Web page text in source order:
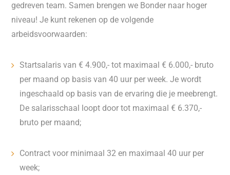
gedreven team. Samen brengen we Bonder naar hoger
niveau! Je kunt rekenen op de volgende
arbeidsvoorwaarden:
Startsalaris van € 4.900,- tot maximaal € 6.000,- bruto
per maand op basis van 40 uur per week. Je wordt
ingeschaald op basis van de ervaring die je meebrengt.
De salarisschaal loopt door tot maximaal € 6.370,-
bruto per maand;
Contract voor minimaal 32 en maximaal 40 uur per
week;